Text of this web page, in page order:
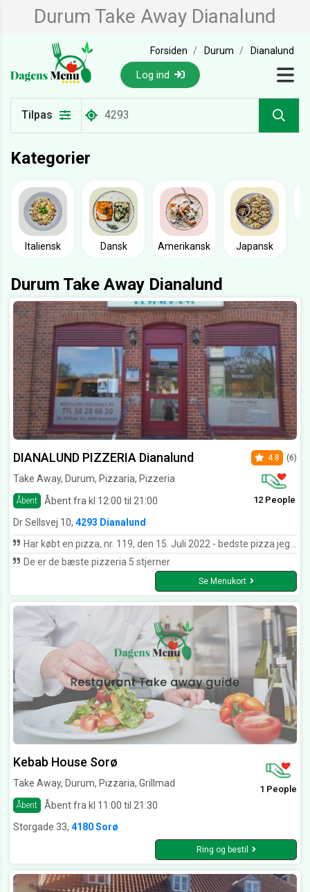
Durum Take Away Dianalund
Forsiden Durum Dianalund
Log ind
Tilpas
Kategorier
Italiensk Dansk Amerikansk Japansk
Durum Take Away Dianalund
DIANALUND PIZZERIA Dianalund
Take Away, Durum, Pizzaria, Pizzeria
Åbent Åbent fra kl 12:00 til 21:00
4.8 (6)
12 People
Dr Sellsvej 10, 4293 Dianalund
Har købt en pizza, nr. 119, den 15. Juli 2022 - bedste pizza jeg har fået i lang tid! Og god betjening!
De er de bæste pizzeria 5 stjerner
Se Menukort
Kebab House Sorø
Take Away, Durum, Pizzaria, Grillmad
Åbent Åbent fra kl 11:00 til 21:30
1 People
Storgade 33, 4180 Sorø
Ring og bestil